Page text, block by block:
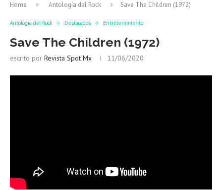
Home Antología del Rock Save The Children (1972)
Antología del Rock Destacados Entretenimiento
Save The Children (1972)
escrito por Revista Spot Mx 11/06/2020